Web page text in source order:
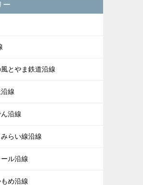
ー
とやま鉄道沿線
線
沿線
らい線沿線
ル沿線
め沿線